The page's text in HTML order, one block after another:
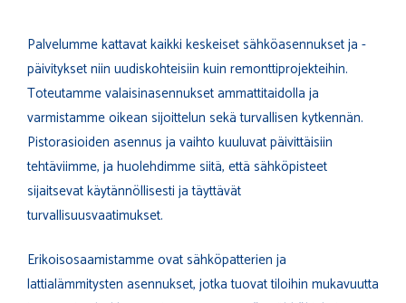
Palvelumme kattavat kaikki keskeiset sähköasennukset ja -
päivitykset niin uudiskohteisiin kuin remonttiprojekteihin.
Toteutamme valaisinasennukset ammattitaidolla ja
varmistamme oikean sijoittelun sekä turvallisen kytkennän.
Pistorasioiden asennus ja vaihto kuuluvat päivittäisiin
tehtäviimme, ja huolehdimme siitä, että sähköpisteet
sijaitsevat käytännöllisesti ja täyttävät
turvallisuusvaatimukset.
Erikoisosaamistamme ovat sähköpatterien ja
lattialämmitysten asennukset, jotka tuovat tiloihin mukavuutta